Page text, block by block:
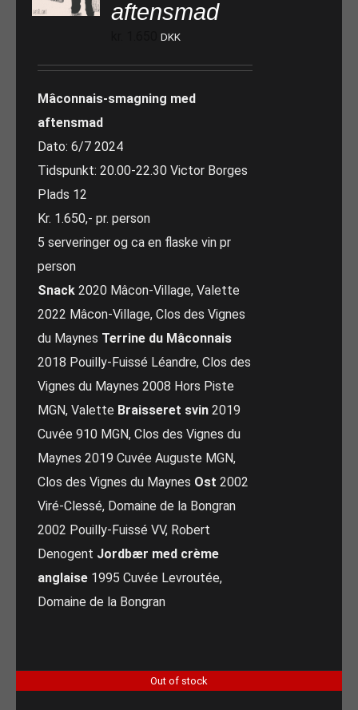
aftensmad
DKK
Mâconnais-smagning med
aftensmad
Dato: 6/7 2024
Tidspunkt: 20.00-22.30 Victor Borges
Plads 12
Kr. 1.650,- pr. person
5 serveringer og ca en flaske vin pr
person
Snack 2020 Mâcon-Village, Valette
2022 Mâcon-Village, Clos des Vignes
du Maynes Terrine du Mâconnais
2018 Pouilly-Fuissé Léandre, Clos des
Vignes du Maynes 2008 Hors Piste
MGN, Valette Braisseret svin 2019
Cuvée 910 MGN, Clos des Vignes du
Maynes 2019 Cuvée Auguste MGN,
Clos des Vignes du Maynes Ost 2002
Viré-Clessé, Domaine de la Bongran
2002 Pouilly-Fuissé VV, Robert
Denogent Jordbær med crème
anglaise 1995 Cuvée Levroutée,
Domaine de la Bongran
Out of stock